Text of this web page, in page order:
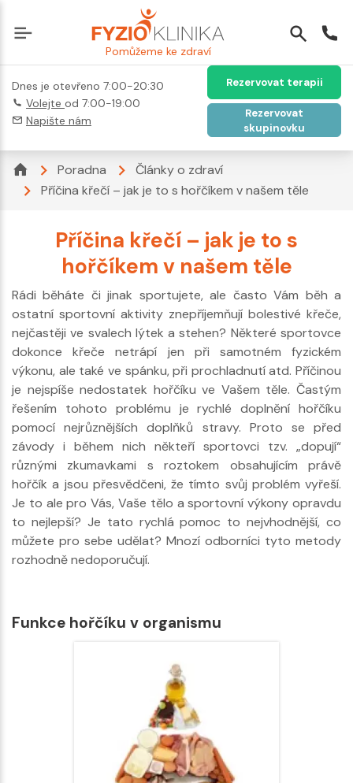
Pomůžeme ke zdraví
Dnes je otevřeno 7:00-20:30
Volejte od 7:00-19:00
Napište nám
Rezervovat terapii
Rezervovat
skupinovku
Poradna
Články o zdraví
Příčina křečí – jak je to s hořčíkem v našem těle
Příčina křečí – jak je to s
hořčíkem v našem těle
Rádi běháte či jinak sportujete, ale často Vám běh a
ostatní sportovní aktivity znepříjemňují bolestivé křeče,
nejčastěji ve svalech lýtek a stehen? Některé sportovce
dokonce křeče netrápí jen při samotném fyzickém
výkonu, ale také ve spánku, při prochladnutí atd. Příčinou
je nejspíše nedostatek hořčíku ve Vašem těle. Častým
řešením tohoto problému je rychlé doplnění hořčíku
pomocí nejrůznějších doplňků stravy. Proto se před
závody i během nich někteří sportovci tzv. „dopují“
různými zkumavkami s roztokem obsahujícím právě
hořčík a jsou přesvědčeni, že tímto svůj problém vyřeší.
Je to ale pro Vás, Vaše tělo a sportovní výkony opravdu
to nejlepší? Je tato rychlá pomoc to nejvhodnější, co
můžete pro sebe udělat? Mnozí odborníci tyto metody
rozhodně nedoporučují.
Funkce hořčíku v organismu